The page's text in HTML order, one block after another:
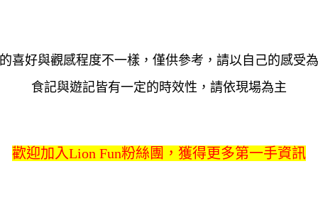
喜好與觀感程度不一樣，僅供參考，請以自己的感受
食記與遊記皆有一定的時效性，請依現場為主
歡迎加入Lion Fun粉絲團，獲得更多第一手資訊